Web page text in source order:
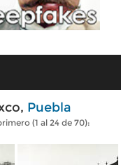
Puebla
(1 al 24 de 70):